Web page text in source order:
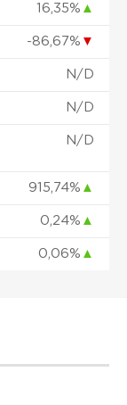
16,35% ▲
-86,67% ▼
N/D
N/D
N/D
915,74% ▲
0,24% ▲
0,06% ▲